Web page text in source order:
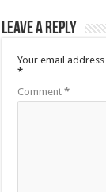
Leave a Reply
Your email
*
Comment*